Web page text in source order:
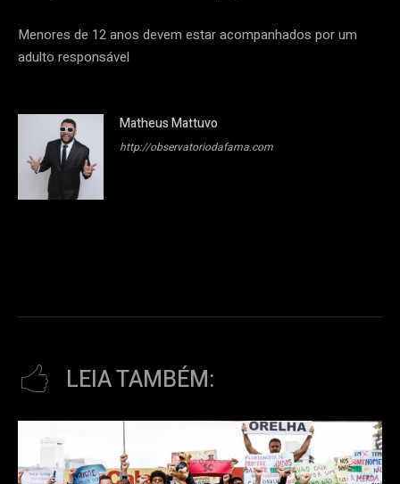
Menores de 12 anos devem estar acompanhados por um
adulto responsável
Matheus Mattuvo
http://observatoriodafama.com
LEIA TAMBÉM: